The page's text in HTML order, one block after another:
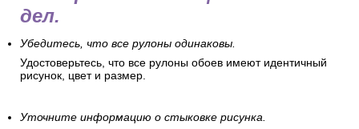
дел.
Убедитесь, что все рулоны одинаковы.
Удостоверьтесь, что все рулоны обоев имеют идентичный
рисунок, цвет и размер.
Уточните информацию о стыковке рисунка.